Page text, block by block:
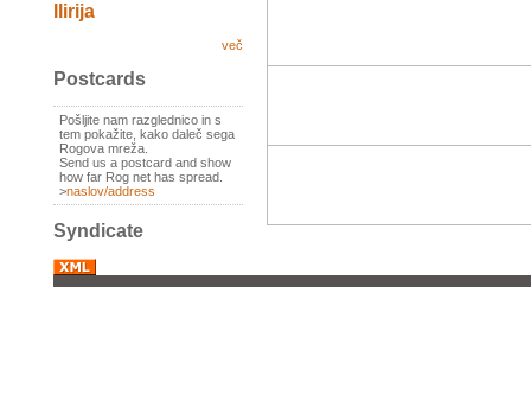
Ilirija
več
Postcards
Pošljite nam razglednico in s
tem pokažite, kako daleč sega
Rogova mreža.
Send us a postcard and show
how far Rog net has spread.
>naslov/address
Syndicate